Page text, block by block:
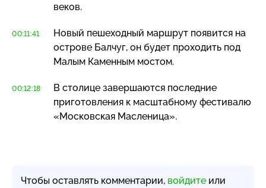
веков.
00:11:41
Новый пешеходный маршрут появится на
острове Балчуг, он будет проходить под
Малым Каменным мостом.
00:12:18
В столице завершаются последние
приготовления к масштабному фестивалю
«Московская Масленица».
Чтобы оставлять комментарии, войдите или